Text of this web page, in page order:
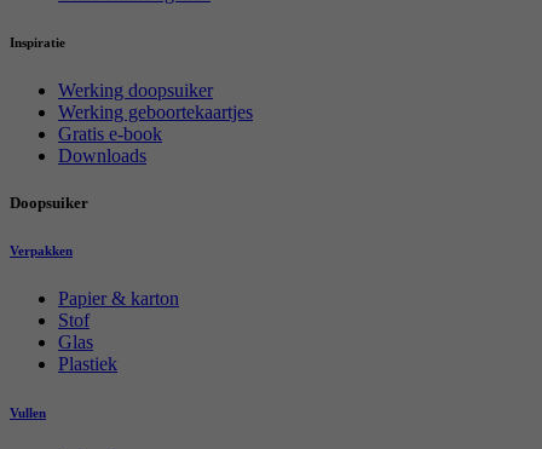
Inspiratie
Werking doopsuiker
Werking geboortekaartjes
Gratis e-book
Downloads
Doopsuiker
Verpakken
Papier & karton
Stof
Glas
Plastiek
Vullen